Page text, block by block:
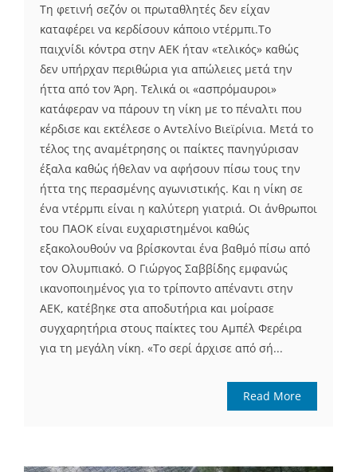
Τη φετινή σεζόν οι πρωταθλητές δεν είχαν
καταφέρει να κερδίσουν κάποιο ντέρμπι.Το
παιχνίδι κόντρα στην ΑΕΚ ήταν «τελικός» καθώς
δεν υπήρχαν περιθώρια για απώλειες μετά την
ήττα από τον Άρη. Τελικά οι «ασπρόμαυροι»
κατάφεραν να πάρουν τη νίκη με το πέναλτι που
κέρδισε και εκτέλεσε ο Αντελίνο Βιεϊρίνια. Μετά το
τέλος της αναμέτρησης οι παίκτες πανηγύρισαν
έξαλα καθώς ήθελαν να αφήσουν πίσω τους την
ήττα της περασμένης αγωνιστικής. Και η νίκη σε
ένα ντέρμπι είναι η καλύτερη γιατριά. Οι άνθρωποι
του ΠΑΟΚ είναι ευχαριστημένοι καθώς
εξακολουθούν να βρίσκονται ένα βαθμό πίσω από
τον Ολυμπιακό. Ο Γιώργος Σαββίδης εμφανώς
ικανοποιημένος για το τρίποντο απέναντι στην
ΑΕΚ, κατέβηκε στα αποδυτήρια και μοίρασε
συγχαρητήρια στους παίκτες του Αμπέλ Φερέιρα
για τη μεγάλη νίκη. «Το σερί άρχισε από σή...
Read More